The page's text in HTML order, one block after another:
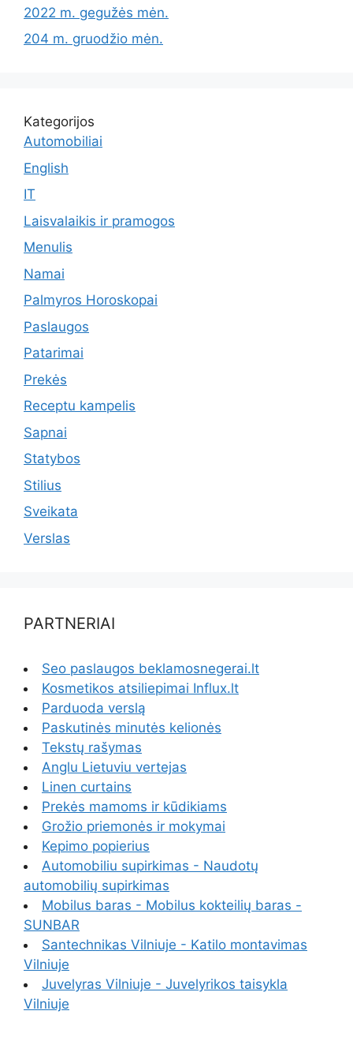
2022 m. gegužės mėn.
204 m. gruodžio mėn.
Kategorijos
Automobiliai
English
IT
Laisvalaikis ir pramogos
Menulis
Namai
Palmyros Horoskopai
Paslaugos
Patarimai
Prekės
Receptu kampelis
Sapnai
Statybos
Stilius
Sveikata
Verslas
PARTNERIAI
Seo paslaugos beklamosnegerai.lt
Kosmetikos atsiliepimai Influx.lt
Parduoda verslą
Paskutinės minutės kelionės
Tekstų rašymas
Anglu Lietuviu vertejas
Linen curtains
Prekės mamoms ir kūdikiams
Grožio priemonės ir mokymai
Kepimo popierius
Automobiliu supirkimas - Naudotų
automobilių supirkimas
Mobilus baras - Mobilus kokteilių baras -
SUNBAR
Santechnikas Vilniuje - Katilo montavimas
Vilniuje
Juvelyras Vilniuje - Juvelyrikos taisykla
Vilniuje